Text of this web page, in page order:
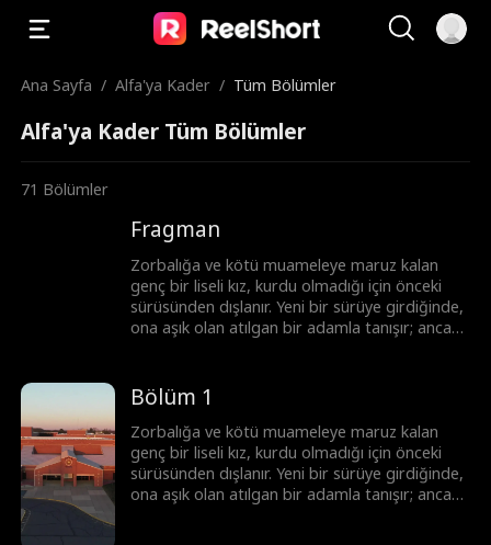
Ana Sayfa / Alfa'ya Kader / Tüm Bölümler
Alfa'ya Kader Tüm Bölümler
71 Bölümler
Fragman
Zorbalığa ve kötü muameleye maruz kalan
genç bir liseli kız, kurdu olmadığı için önceki
sürüsünden dışlanır. Yeni bir sürüye girdiğinde,
ona aşık olan atılgan bir adamla tanışır; ancak
Bölüm 1
Zorbalığa ve kötü muameleye maruz kalan
genç bir liseli kız, kurdu olmadığı için önceki
sürüsünden dışlanır. Yeni bir sürüye girdiğinde,
ona aşık olan atılgan bir adamla tanışır; ancak